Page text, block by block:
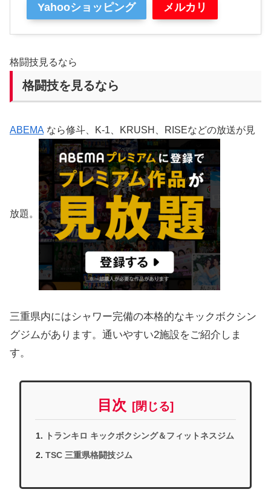
Yahooショッピング メルカリ
格闘技見るなら
格闘技を見るなら
ABEMA なら修斗、K-1、KRUSH、RISEなどの放送が見
放題。
三重県内にはシャワー完備の本格的なキックボクシン
グジムがあります。通いやすい2施設をご紹介しま
す。
目次
トランキロ キックボクシング＆フィットネスジム
TSC 三重県格闘技ジム